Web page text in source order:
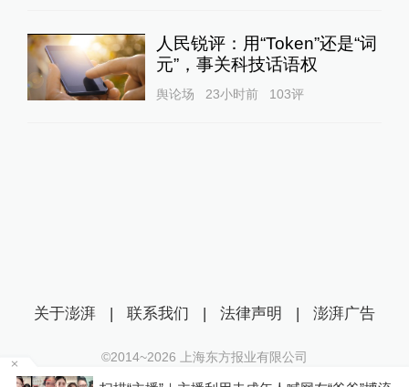
人民锐评：用“Token”还是“词
元”，事关科技话语权
舆论场 23小时前 103评
关于澎湃 | 联系我们 | 法律声明 | 澎湃广告
©2014~2026 上海东方报业有限公司
沪ICP证：沪B2-20170116 | 沪ICP备14003370号